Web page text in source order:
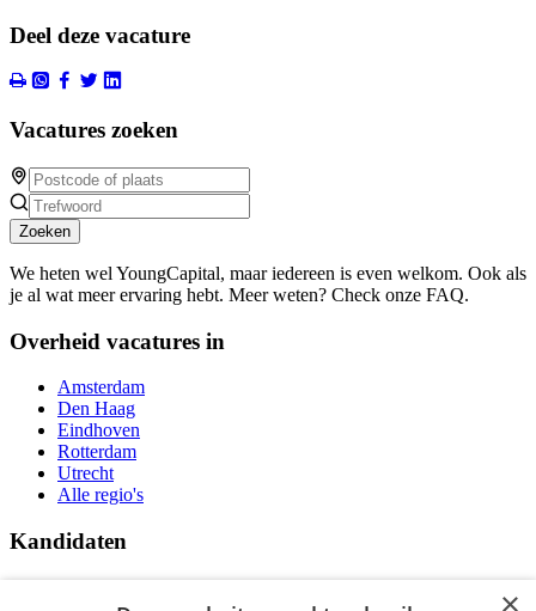
Deel deze vacature
Vacatures zoeken
Zoeken
We heten wel YoungCapital, maar iedereen is even welkom. Ook als
je al wat meer ervaring hebt. Meer weten? Check onze FAQ.
Overheid vacatures in
Amsterdam
Den Haag
Eindhoven
Rotterdam
Utrecht
Alle regio's
Kandidaten